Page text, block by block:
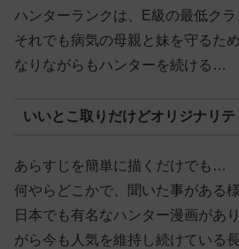
ハンターランクは、E級の最低クラ
それでも病気の母親と妹を守るた
なりながらもハンターを続ける…
いいとこ取りだけどオリジナリテ
あらすじを簡単に描くだけでも…
何やらどこかで、聞いた事がある
日本でも有名なハンター漫画があ
がら今も人気を維持し続けている